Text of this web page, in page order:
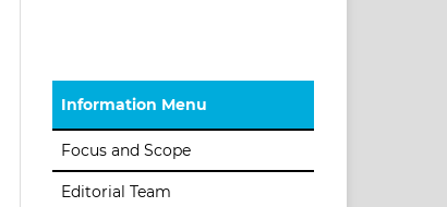
Information Menu
Focus and Scope
Editorial Team